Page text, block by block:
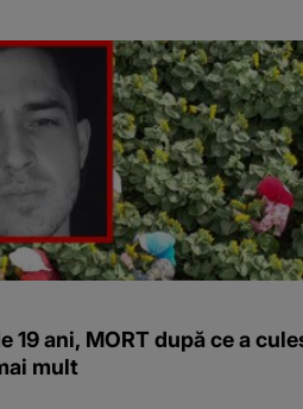
19 ani, MORT după ce a
mult